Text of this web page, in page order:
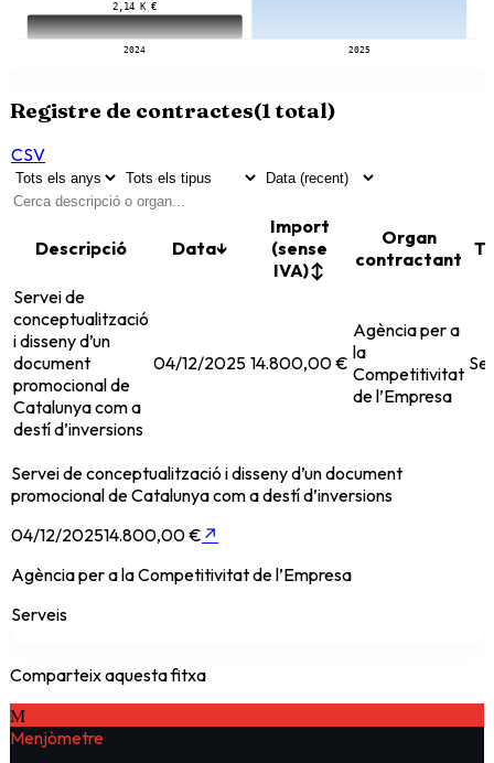
2,14 K €
2024 2025
Registre de contractes(1total)
CSV
Descripció Data↓
Import
(sense
IVA)↕
Organ
contractant
Servei de
conceptualització
i disseny d’un
document
promocional de
Catalunya com a
destí d’inversions
04/12/2025 14.800,00 €
Agència per a
la
Competitivitat
de l’Empresa
Servei de conceptualització i disseny d’un document
promocional de Catalunya com a destí d’inversions
04/12/202514.800,00 € ↗
Agència per a la Competitivitat de l’Empresa
Serveis
Comparteix aquesta fitxa
M
Menjòmetre